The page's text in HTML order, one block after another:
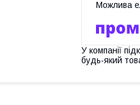
У компанії
будь-який